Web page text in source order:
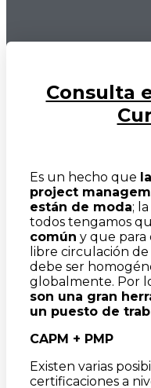
Consulta
Es un hecho que
project
están de moda; la
todos tengamos
común y que para
libre circulación
debe ser
globalmente. Por
son una gran
un puesto de
CAPM + PMP
Existen varias
certificaciones a